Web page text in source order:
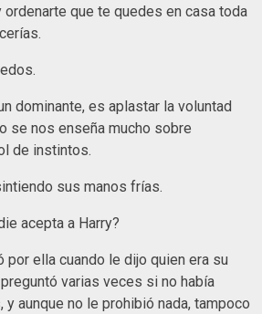
que te quedes en casa toda
dominante, es aplastar la voluntad
se nos enseña mucho sobre
de instintos.
sus manos frías.
acepta a Harry?
por ella cuando le dijo quien era su
varias veces si no había
aunque no le prohibió nada, tampoco